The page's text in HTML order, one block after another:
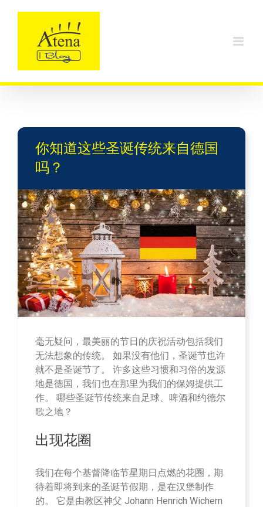
你知道这些圣诞传统来自德国
吗？
毫无疑问，最美丽的节日的庆祝活动包括我们
无法想象的传统。 如果没有他们，圣诞节也许
就不是圣诞节了。 许多这些习惯和习俗的发源
地是德国，我们也在那里为我们的保姆提供工
作。 哪些圣诞节传统来自足球、啤酒和约德尔
歌之地？
出现花圈
我们在每个基督降临节星期日点燃的花圈，期
待着即将到来的圣诞节假期，是在汉堡制作
的。 它是由教区神父 Johann Henrich Wichern